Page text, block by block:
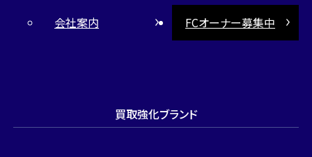
会社案内
FCオーナー募集中
買取強化ブランド